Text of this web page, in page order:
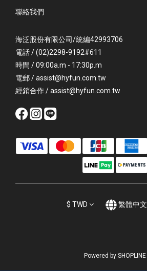
聯絡我們
海泛股份有限公司/統編42993706
電話 / (02)2298-9192#611
時間 / 09:00a.m - 17:30p.m
電郵 / assist@hyfun.com.tw
經銷合作 / assist@hyfun.com.tw
$ TWD 繁體中文
Powered by SHOPLINE